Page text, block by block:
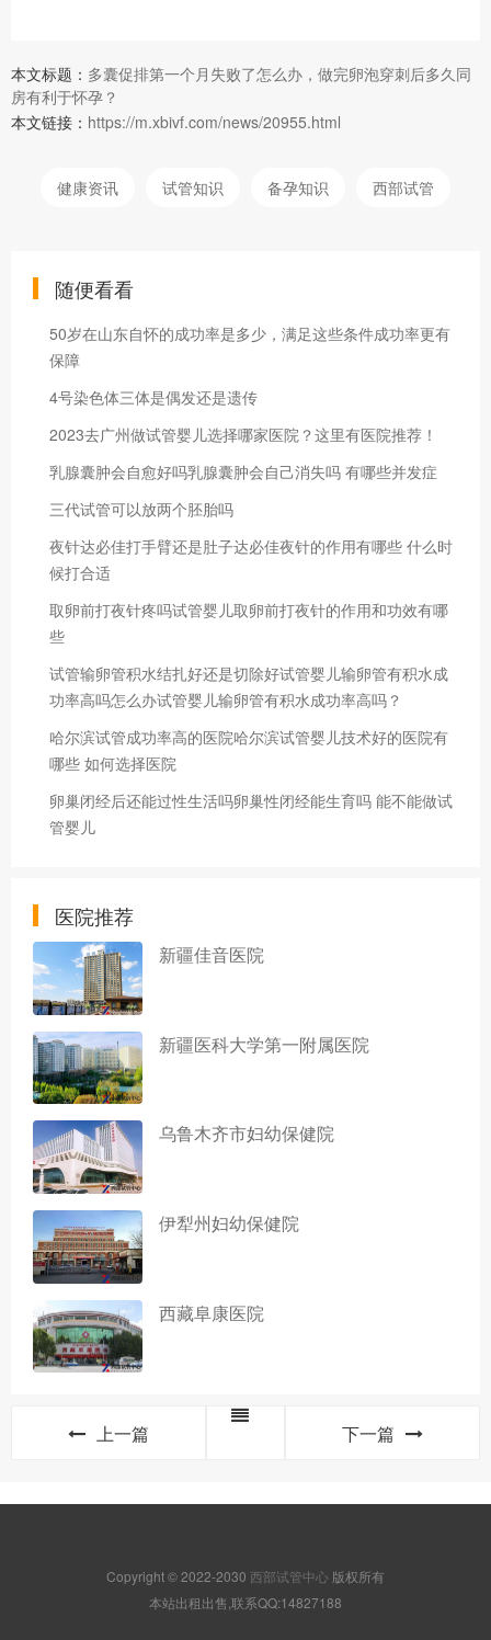
本文标题： 多囊促排第一个月失败了怎么办，做完卵泡穿刺后多久同
房有利于怀孕？
本文链接： https://m.xbivf.com/news/20955.html
健康资讯 试管知识 备孕知识 西部试管
随便看看
50岁在山东自怀的成功率是多少，满足这些条件成功率更有
保障
4号染色体三体是偶发还是遗传
2023去广州做试管婴儿选择哪家医院？这里有医院推荐！
乳腺囊肿会自愈好吗乳腺囊肿会自己消失吗 有哪些并发症
三代试管可以放两个胚胎吗
夜针达必佳打手臂还是肚子达必佳夜针的作用有哪些 什么时
候打合适
取卵前打夜针疼吗试管婴儿取卵前打夜针的作用和功效有哪
些
试管输卵管积水结扎好还是切除好试管婴儿输卵管有积水成
功率高吗怎么办试管婴儿输卵管有积水成功率高吗？
哈尔滨试管成功率高的医院哈尔滨试管婴儿技术好的医院有
哪些 如何选择医院
卵巢闭经后还能过性生活吗卵巢性闭经能生育吗 能不能做试
管婴儿
医院推荐
新疆佳音医院
新疆医科大学第一附属医院
乌鲁木齐市妇幼保健院
伊犁州妇幼保健院
西藏阜康医院
上一篇 下一篇
Copyright © 2022-2030 西部试管中心 版权所有
本站出租出售,联系QQ:14827188